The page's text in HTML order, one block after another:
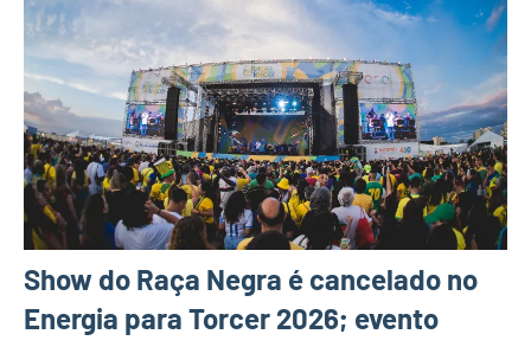
Show do Raça Negra é cancelado no
Energia para Torcer 2026; evento